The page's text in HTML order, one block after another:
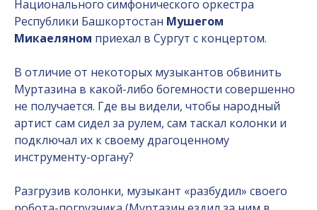
Национального симфонического оркестра
Республики Башкортостан Мушегом
Микаеляном приехал в Сургут с концертом.
В отличие от некоторых музыкантов обвинить
Муртазина в какой-либо богемности совершенно
не получается. Где вы видели, чтобы народный
артист сам сидел за рулем, сам таскал колонки и
подключал их к своему драгоценному
инструменту-органу?
Разгрузив колонки, музыкант «разбудил» своего